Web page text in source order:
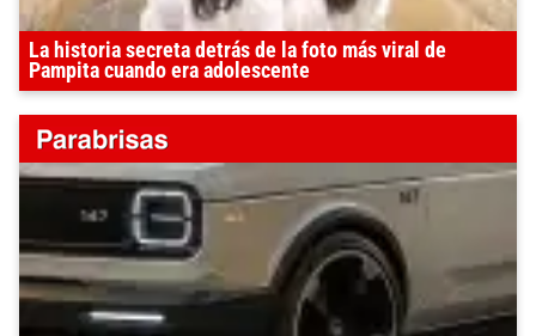
La historia secreta detrás de la foto más viral de
Pampita cuando era adolescente